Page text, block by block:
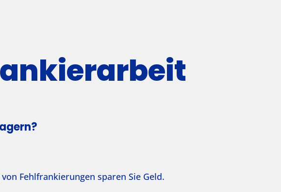
Fehlfrankierungen sparen Sie Geld.